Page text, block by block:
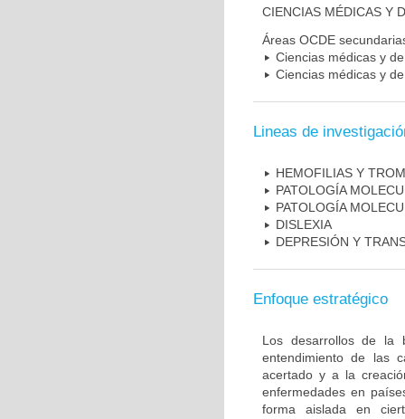
CIENCIAS MÉDICAS Y
Áreas OCDE
Ciencias médicas y
Ciencias médicas y
Lineas de
HEMOFILIAS Y
PATOLOGÍA
PATOLOGÍA
DISLEXIA
DEPRESIÓN Y
Enfoque estratégico
Los desarrollos de la
entendimiento de las
acertado y a la
enfermedades en
forma aislada en